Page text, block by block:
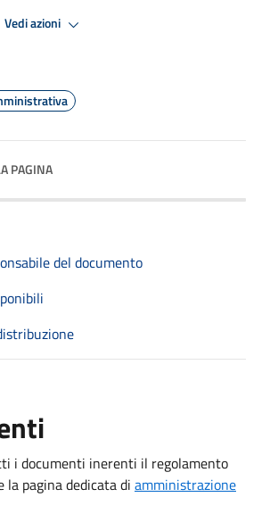
Vedi azioni
PAGINA
del documento
i documenti inerenti il regolamento
la pagina dedicata di amministrazione